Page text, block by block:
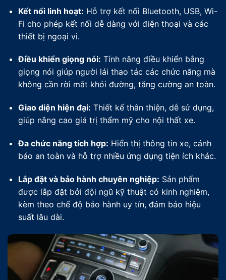
Kết nối linh hoạt: Hỗ trợ kết nối Bluetooth, USB, Wi-
Fi cho phép kết nối dễ dàng với điện thoại và các
thiết bị ngoại vi.
Điều khiển giọng nói: Tính năng điều khiển bằng
giọng nói giúp người lái thao tác các chức năng mà
không cần rời mắt khỏi đường, tăng cường an toàn.
Giao diện hiện đại: Thiết kế thân thiện, dễ sử dụng,
giúp nâng cao giá trị thẩm mỹ cho nội thất xe.
Đa chức năng tích hợp: Hiển thị thông tin xe, cảnh
báo an toàn và hỗ trợ nhiều ứng dụng tiện ích khác.
Lắp đặt và bảo hành chuyên nghiệp: Sản phẩm
được lắp đặt bởi đội ngũ kỹ thuật có kinh nghiệm,
kèm theo chế độ bảo hành uy tín, đảm bảo hiệu
suất lâu dài.